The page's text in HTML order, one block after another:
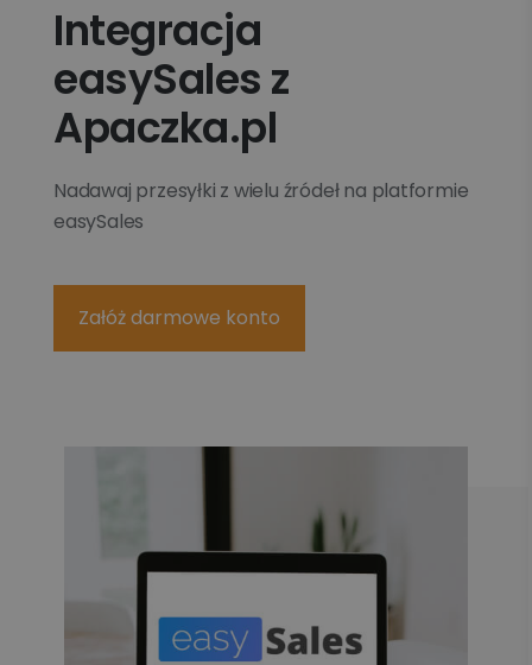
Integracja
easySales z
Apaczka.pl
Nadawaj przesyłki z wielu źródeł na platformie
easySales
Załóż darmowe konto